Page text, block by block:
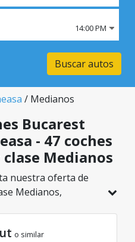
14:00 PM
Buscar autos
/ Medianos
Bucarest
- 47 coches
Medianos
nuestra oferta de
Medianos,
de la categoría
o similar